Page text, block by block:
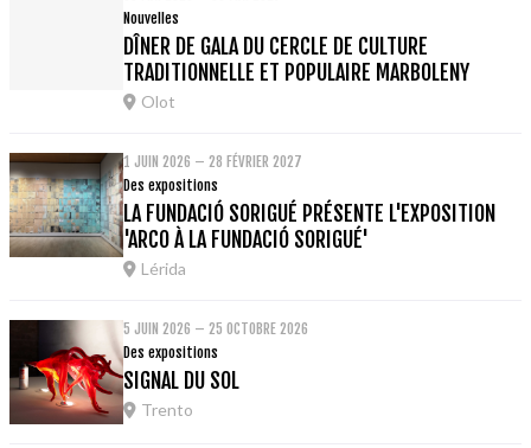
Nouvelles
DÎNER DE GALA DU CERCLE DE CULTURE
TRADITIONNELLE ET POPULAIRE MARBOLENY
Olot
1 JUIN 2026 – 28 FÉVRIER 2027
Des expositions
LA FUNDACIÓ SORIGUÉ PRÉSENTE L'EXPOSITION
'ARCO À LA FUNDACIÓ SORIGUÉ'
Lérida
5 JUIN 2026 – 25 OCTOBRE 2026
Des expositions
SIGNAL DU SOL
Trento